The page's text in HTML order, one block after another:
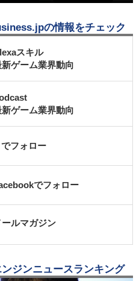
の情報をチェック
スキル
新ゲーム業界動向
新ゲーム業界動向
フォロー
でフォロー
ールマガジン
ジンニュースランキング